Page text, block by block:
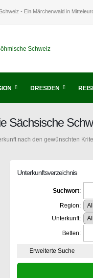
- Ein Märchenwald in
DRESDEN
Sächsische
nach den gewünschten
Unterkunftsverzeichnis
Suchwort:
Region:
Unterkunft:
Betten:
Erweiterte Suche